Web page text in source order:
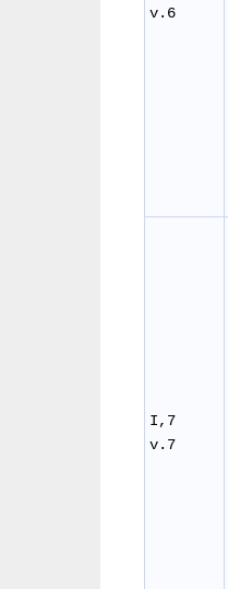
v.6
I,7
v.7